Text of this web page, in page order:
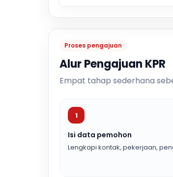
Proses pengajuan
Alur Pengajuan KPR
Empat tahap sederhana
1
Isi data pemohon
Lengkapi kontak, pekerjaan,